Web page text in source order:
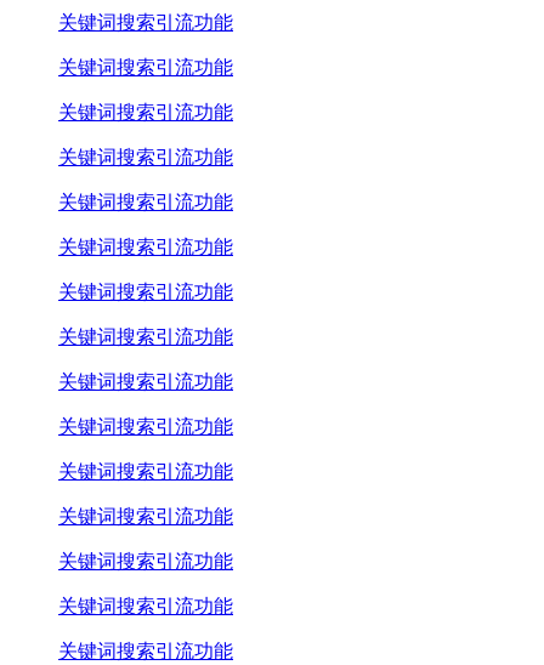
关键词搜索引流功能
关键词搜索引流功能
关键词搜索引流功能
关键词搜索引流功能
关键词搜索引流功能
关键词搜索引流功能
关键词搜索引流功能
关键词搜索引流功能
关键词搜索引流功能
关键词搜索引流功能
关键词搜索引流功能
关键词搜索引流功能
关键词搜索引流功能
关键词搜索引流功能
关键词搜索引流功能